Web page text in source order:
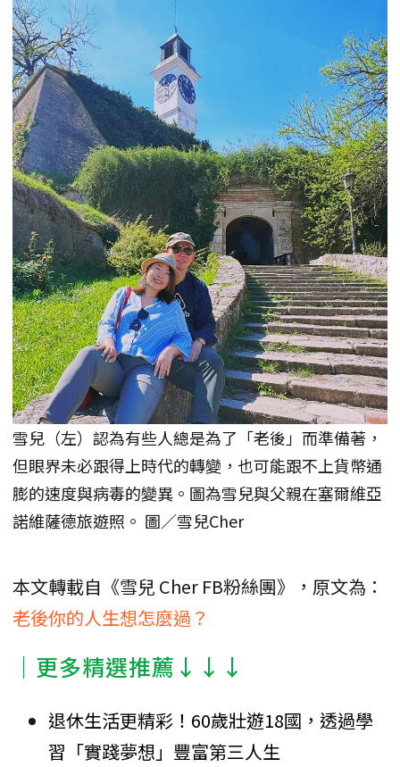
雪兒（左）認為有些人總是為了「老後」而準備著，
但眼界未必跟得上時代的轉變，也可能跟不上貨幣通
膨的速度與病毒的變異。圖為雪兒與父親在塞爾維亞
諾維薩德旅遊照。 圖／雪兒Cher
本文轉載自《雪兒 Cher FB粉絲團》，原文為：
老後你的人生想怎麼過？
│更多精選推薦↓↓↓
退休生活更精彩！60歲壯遊18國，透過學
習「實踐夢想」豐富第三人生